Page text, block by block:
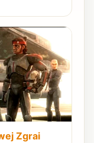
Zgrai